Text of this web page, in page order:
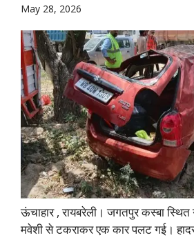
May 28, 2026
ऊंचाहार , रायबरेली। जगतपुर कस्बा स्थित
मवेशी से टकराकर एक कार पलट गई।